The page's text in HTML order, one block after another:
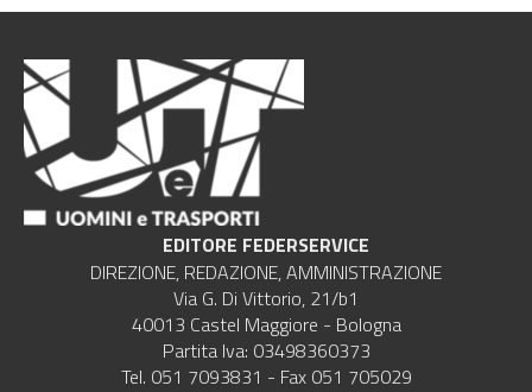
EDITORE FEDERSERVICE
DIREZIONE, REDAZIONE, AMMINISTRAZIONE
Via G. Di Vittorio, 21/b1
40013 Castel Maggiore - Bologna
Partita Iva: 03498360373
Tel. 051 7093831 - Fax 051 705029